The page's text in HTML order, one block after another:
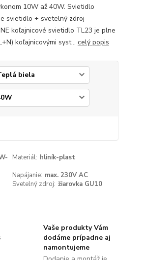
10W až 40W. Svietidlo
svietidlo + svetelný zdroj
koľajnicové svietidlo TL23 je plne
koľajnicovými syst... celý popis
Materiál: hliník-plast
Napájanie: max. 230V AC
Svetelný zdroj: žiarovka GU10
Vaše produkty Vám
dodáme prípadne aj
namontujeme